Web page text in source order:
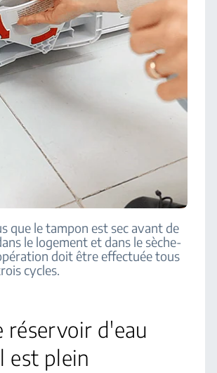
que le tampon est sec avant de
le logement et dans le sèche-
doit être effectuée tous
cycles.
réservoir d'eau
est plein